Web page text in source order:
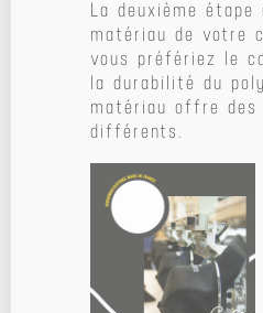
La deuxième
matériau de votre
vous préfériez le
la durabilité du
matériau offre des
différents.